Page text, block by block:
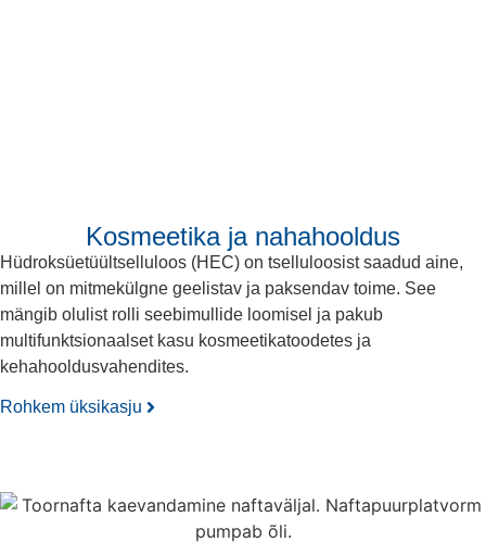
Kosmeetika ja nahahooldus
Hüdroksüetüültselluloos (HEC) on tselluloosist saadud aine,
millel on mitmekülgne geelistav ja paksendav toime. See
mängib olulist rolli seebimullide loomisel ja pakub
multifunktsionaalset kasu kosmeetikatoodetes ja
kehahooldusvahendites.
Rohkem üksikasju